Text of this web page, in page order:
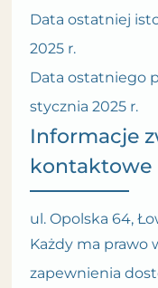
Data ostatniej
2025 r.
Data ostatniego
stycznia 2025 r.
Informacje
kontaktowe
ul. Opolska 64,
Każdy ma prawo
zapewnienia